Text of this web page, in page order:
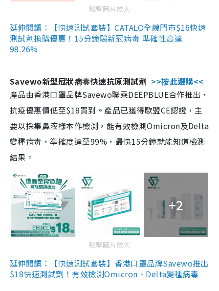
點擊圖片放大
延伸閱讀：【快速測試套裝】CATALO全線門市$16快速
測試劑換購優惠！15分鐘驗新冠病毒 準確性高達
98.26%
Savewo新型冠狀病毒快速抗原測試劑 >>按此選購<<
產品由香港口罩品牌Savewo聯乘DEEPBLUE合作推出，
抗疫優惠價低至$18買到。產品已獲得歐盟CE認證，主
要以採集鼻液樣本作檢測，能有效檢測Omicron及Delta
變種病毒，準確度達至99%，最快15分鐘就能知道檢測
結果。
+2
點擊圖片放大
延伸閱讀：【快速測試套裝】香港口罩品牌Savewo推出
$18快速測試劑！有效檢測Omicron、Delta變種病毒